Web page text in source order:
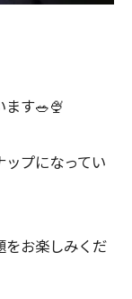
ます🥗🍨
プになってい
をお楽しみくだ